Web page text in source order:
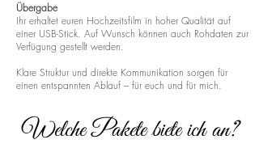
Übergabe
Ihr erhaltet euren Hochzeitsfilm in hoher Qualität auf
einer USB-Stick. Auf Wunsch können auch Rohdaten zur
Verfügung gestellt werden.
Klare Struktur und direkte Kommunikation sorgen für
einen entspannten Ablauf – für euch und für mich.
Welche Pakete biete ich an?